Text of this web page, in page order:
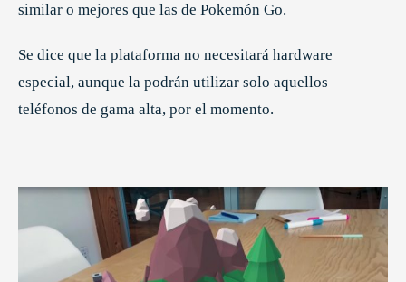
similar o mejores que las de Pokemón Go.
Se dice que la plataforma no necesitará hardware
especial, aunque la podrán utilizar solo aquellos
teléfonos de gama alta, por el momento.